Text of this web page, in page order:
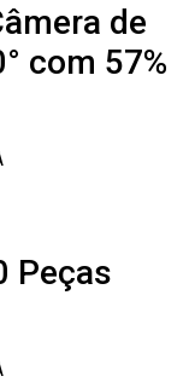
de
com 57%
Peças